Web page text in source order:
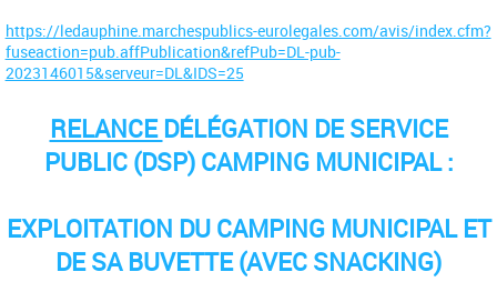
https://ledauphine.marchespublics-eurolegales.com/avis/index.cfm?
fuseaction=pub.affPublication&refPub=DL-pub-
2023146015&serveur=DL&IDS=25
RELANCE DÉLÉGATION DE SERVICE
PUBLIC (DSP) CAMPING MUNICIPAL :
EXPLOITATION DU CAMPING MUNICIPAL ET
DE SA BUVETTE (AVEC SNACKING)